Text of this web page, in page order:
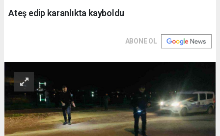
Ateş edip karanlıkta kayboldu
ABONE OL